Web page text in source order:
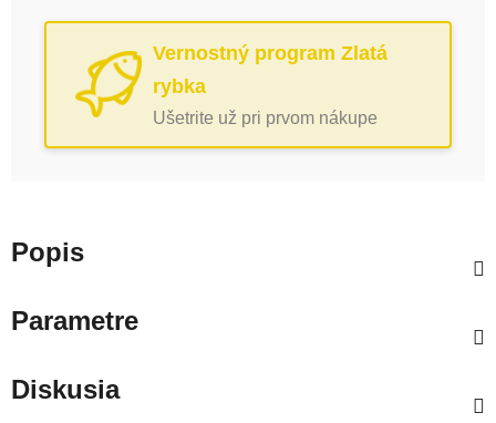
Vernostný program Zlatá
rybka
Ušetrite už pri prvom nákupe
Popis
Parametre
Diskusia